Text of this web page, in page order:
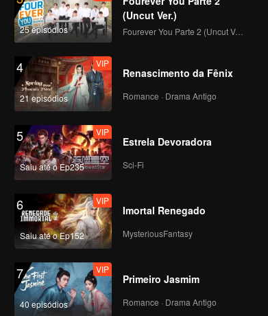
25 episódios
(Uncut Ver.)
Fourever You Parte 2 (Uncut Ver.)
4
21 episódios
VIP
Renascimento da Fênix
Romance · Drama Antigo
5
Saiu até o Ep235
VIP
Estrela Devoradora
Sci-Fi
6
Saiu até o Ep152
VIP
Imortal Renegado
MysteriousFantasy
7
40 episódios
VIP
Primeiro Jasmim
Romance · Drama Antigo